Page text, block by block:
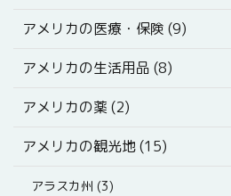
アメリカの医療・保険 (9)
アメリカの生活用品 (8)
アメリカの薬 (2)
アメリカの観光地 (15)
アラスカ州 (3)